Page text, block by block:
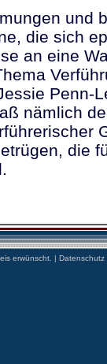
und
die sich
an eine
Penn-
nämlich
die
erwünscht. | Datenschutz